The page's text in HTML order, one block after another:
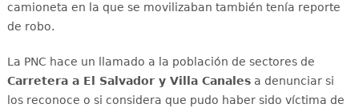
camioneta en la que se movilizaban también tenía reporte
de robo.
La PNC hace un llamado a la población de sectores de
Carretera a El Salvador y Villa Canalesa denunciar si
los reconoce o si considera que pudo haber sido víctima de